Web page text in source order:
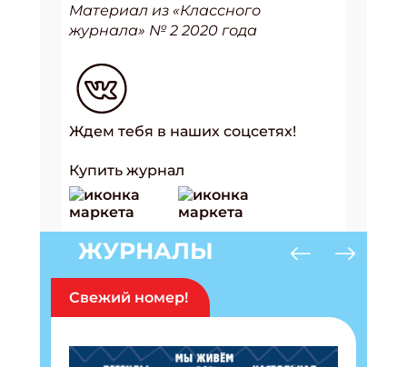
Материал из «Классного
журнала» № 2 2020 года
Ждем тебя в наших соцсетях!
Купить журнал
ЖУРНАЛЫ
Свежий номер!